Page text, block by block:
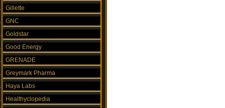
Gillette
GNC
Goldstar
Good Energy
GRENADE
Greymark Pharma
Haya Labs
Healthyclopedia